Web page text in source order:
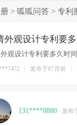
> 呱呱问答 > 专利
外观设计专利要
观设计专利要多久时
发布于87月前
131****8880 发布